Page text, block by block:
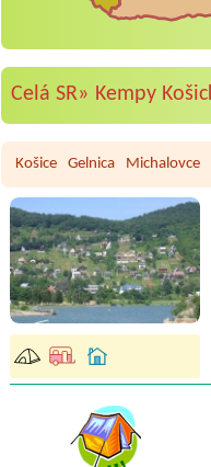
Celá SR» Kempy
Košice Gelnica Michalovce